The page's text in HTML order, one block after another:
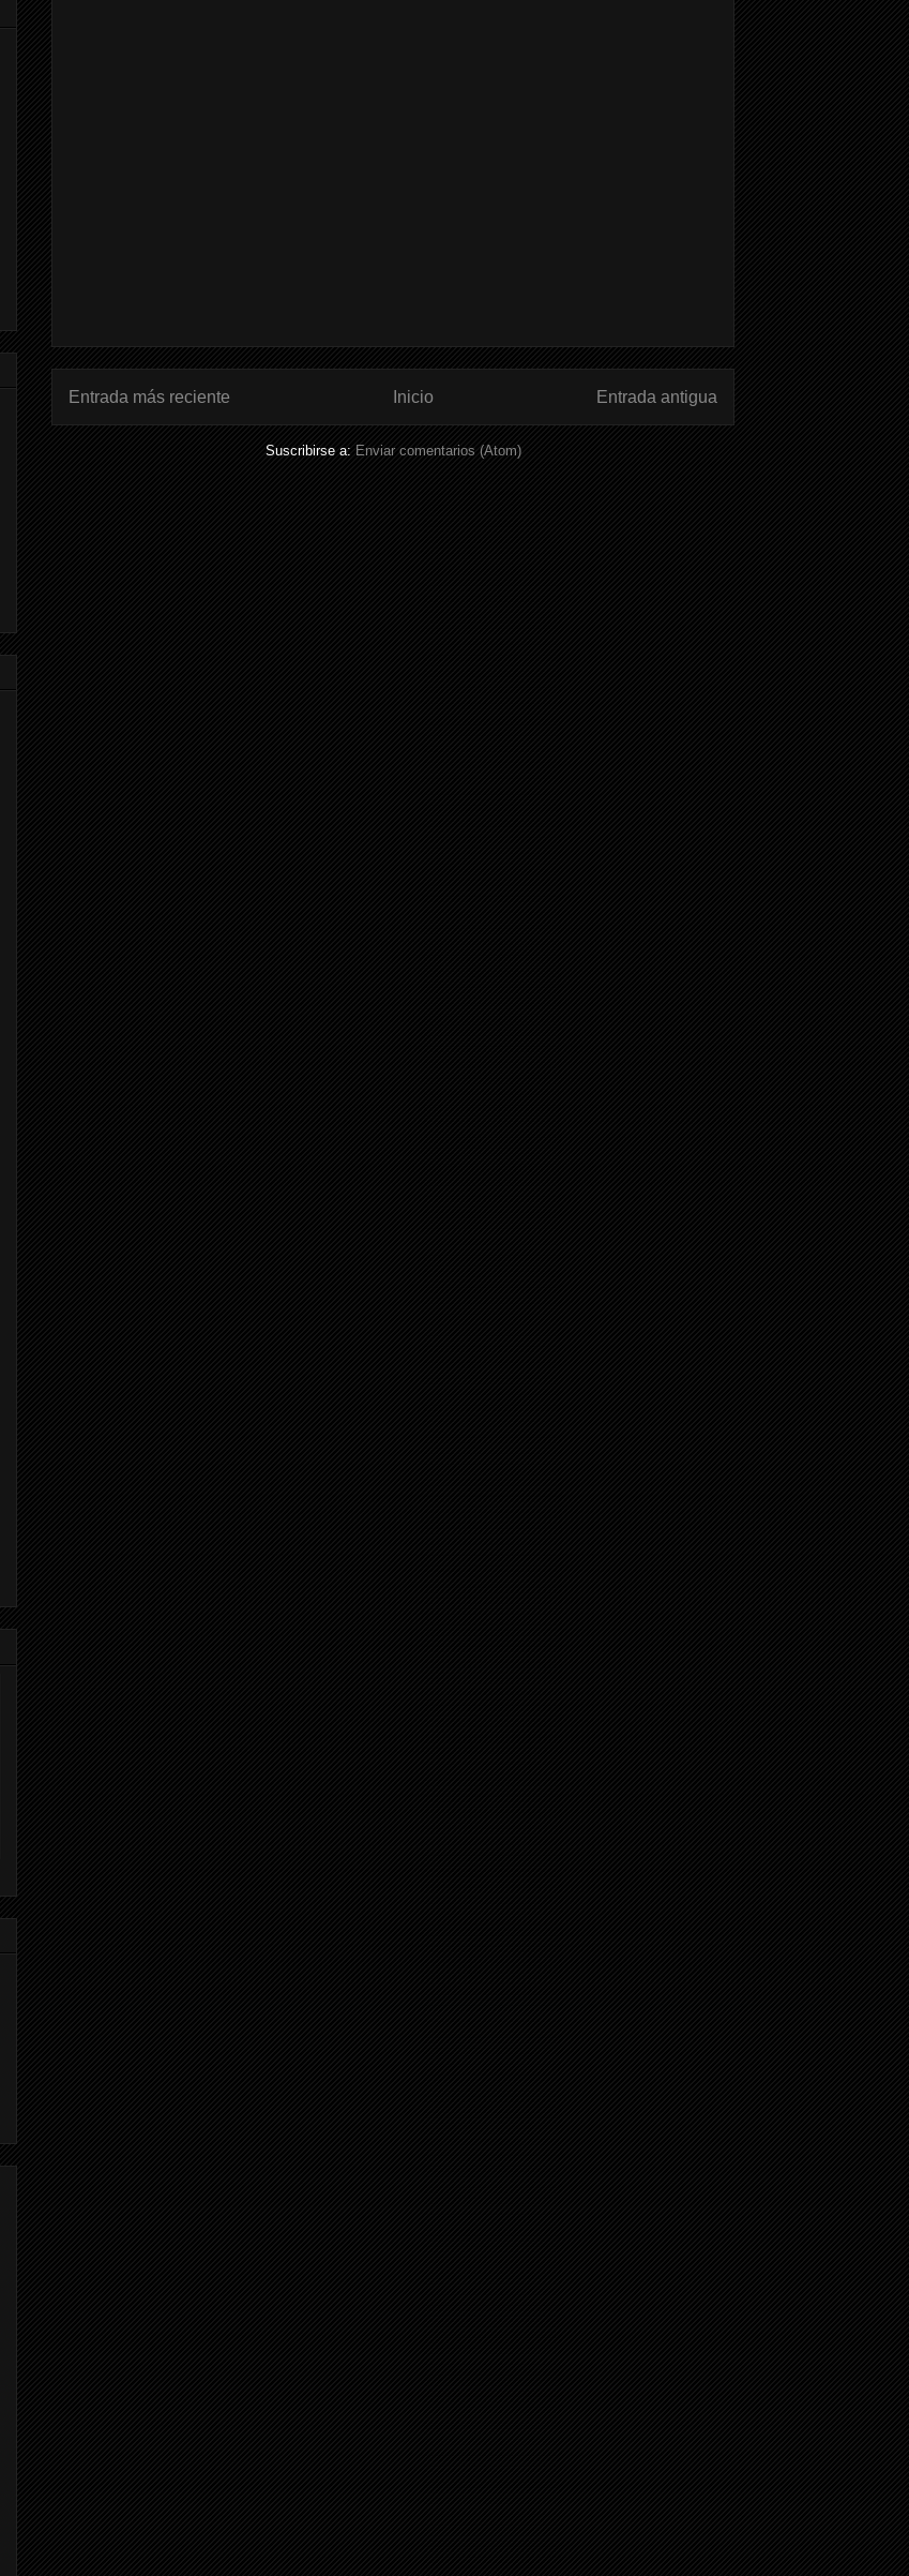
Entrada más reciente Entrada antigua
Inicio
Suscribirse a: Enviar comentarios (Atom)